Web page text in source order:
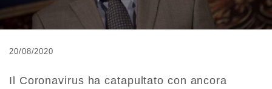
20/08/2020
Il Coronavirus ha catapultato con ancora